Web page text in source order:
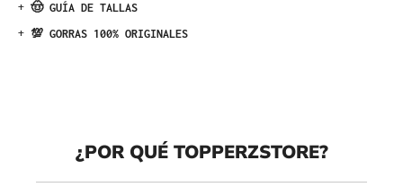
+ 🤠 GUÍA DE TALLAS
+ 💯 GORRAS 100% ORIGINALES
¿POR QUÉ TOPPERZSTORE?